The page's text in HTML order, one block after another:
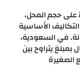
على حجم المحل،
الأساسية
في السعودية،
يتراوح بين
الصغيرة